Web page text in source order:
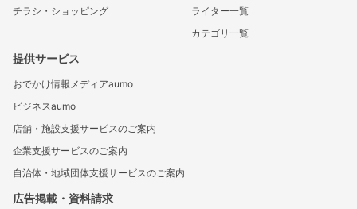
チラシ・ショッピング
ライター一覧
カテゴリ一覧
提供サービス
おでかけ情報メディアaumo
ビジネスaumo
店舗・施設支援サービスのご案内
企業支援サービスのご案内
自治体・地域団体支援サービスのご案内
広告掲載・資料請求